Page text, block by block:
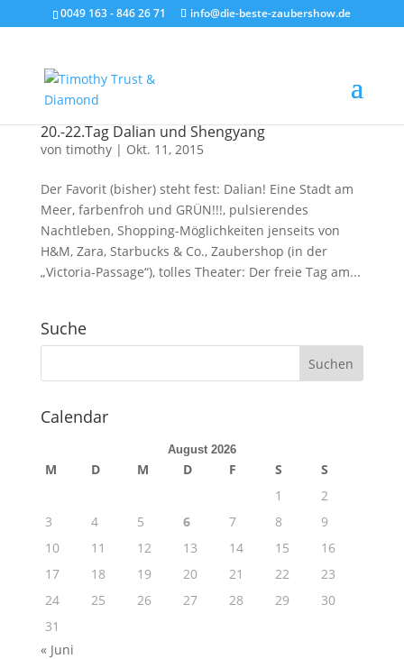
0049 163 - 846 26 71 info@die-beste-zaubershow.de
20.-22.Tag Dalian und Shengyang
von timothy| Okt. 11, 2015
Der Favorit (bisher) steht fest: Dalian! Eine Stadt am
Meer, farbenfroh und GRÜN!!!, pulsierendes
Nachtleben, Shopping-Möglichkeiten jenseits von
H&M, Zara, Starbucks & Co., Zaubershop (in der
„Victoria-Passage“), tolles Theater: Der freie Tag am...
Suche
Calendar
August 2026
M D M D F S
S
1
2
3
4 5 6 7 8
9
10
11 12 13 14 15
16
17
18 19 20 21 22
23
24
25 26 27 28 29
30
31
« Juni